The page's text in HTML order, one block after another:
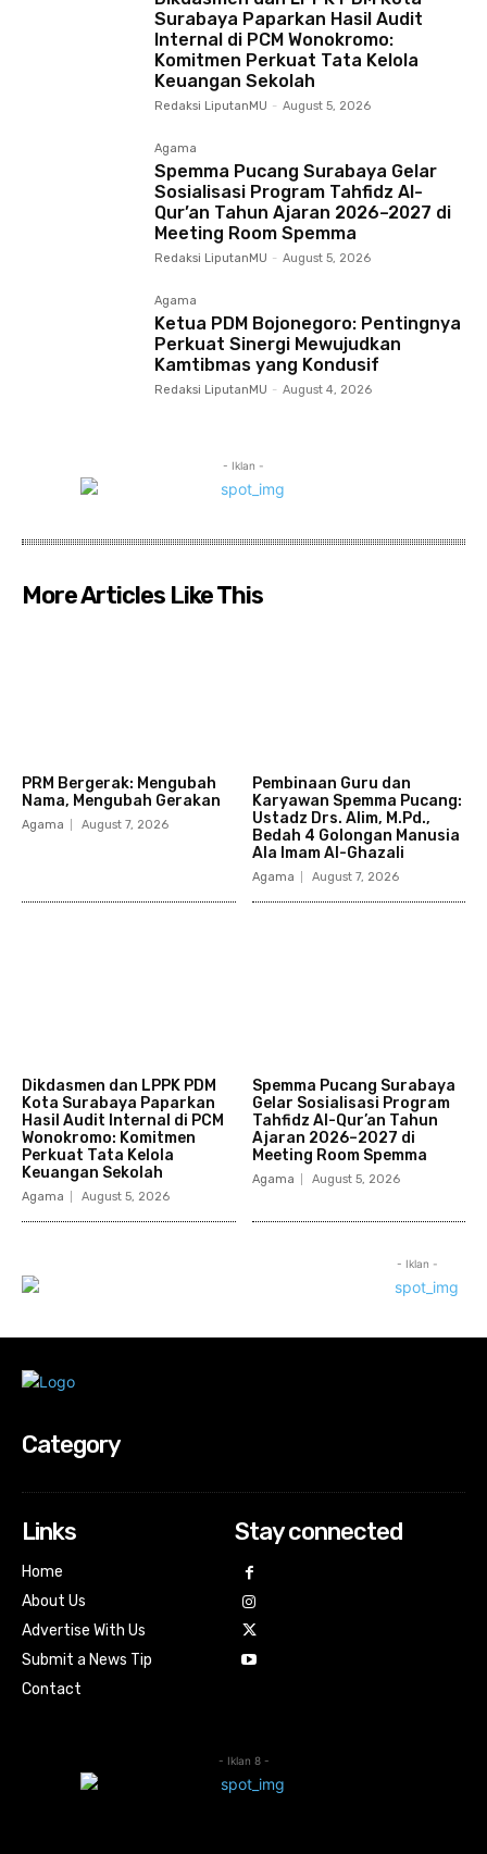
Surabaya Paparkan Hasil Audit
Internal di PCM Wonokromo:
Komitmen Perkuat Tata Kelola
Keuangan Sekolah
Redaksi LiputanMU - August 5, 2026
Agama
Spemma Pucang Surabaya Gelar
Sosialisasi Program Tahfidz Al-
Qur’an Tahun Ajaran 2026–2027 di
Meeting Room Spemma
Redaksi LiputanMU - August 5, 2026
Agama
Ketua PDM Bojonegoro: Pentingnya
Perkuat Sinergi Mewujudkan
Kamtibmas yang Kondusif
Redaksi LiputanMU - August 4, 2026
- Iklan -
More Articles Like This
PRM Bergerak: Mengubah
Nama, Mengubah Gerakan
Agama August 7, 2026
Pembinaan Guru dan
Karyawan Spemma Pucang:
Ustadz Drs. Alim, M.Pd.,
Bedah 4 Golongan Manusia
Ala Imam Al-Ghazali
Agama August 7, 2026
Dikdasmen dan LPPK PDM
Kota Surabaya Paparkan
Hasil Audit Internal di PCM
Wonokromo: Komitmen
Perkuat Tata Kelola
Keuangan Sekolah
Agama August 5, 2026
Spemma Pucang Surabaya
Gelar Sosialisasi Program
Tahfidz Al-Qur’an Tahun
Ajaran 2026–2027 di
Meeting Room Spemma
Agama August 5, 2026
- Iklan -
Category
Links
Home
About Us
Advertise With Us
Submit a News Tip
Contact
Stay connected
- Iklan 8 -